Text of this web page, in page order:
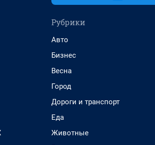
Рубрики
Авто
Бизнес
Весна
Город
Дороги и транспорт
Еда
Животные